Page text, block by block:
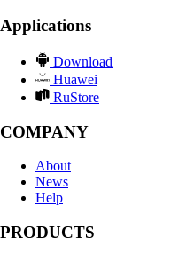
Applications
Download
Huawei
RuStore
COMPANY
About
News
Help
PRODUCTS